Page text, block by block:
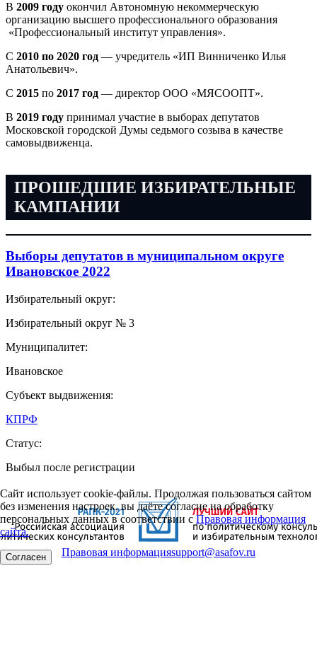
В 2009 году окончил Автономную некоммерческую
организацию высшего профессионального образования
«Профессиональный институт управления».
С 2010 по 2020 год — учредитель «ИП Винниченко Илья
Анатольевич».
С 2015 по 2017 год — директор ООО «МЯСООПТ».
В 2019 году принимал участие в выборах депутатов
Московской городской Думы седьмого созыва в качестве
самовыдвиженца.
ПРОШЕДШИЕ ИЗБИРАТЕЛЬНЫЕ
КАМПАНИИ
Выборы депутатов в муниципальном округе
Ивановское 2022
Избирательный округ:
Избирательный округ № 3
Муниципалитет:
Ивановское
Субъект выдвижения:
КПРФ
Статус:
Выбыл после регистрации
Сайт использует cookie-файлы. Продолжая пользоваться сайтом
без изменения настроек, вы даёте согласие на обработку
персональных данных в соответствии сПравовая информация
сайта.
Согласен Правовая информацияsupport@asafov.ru